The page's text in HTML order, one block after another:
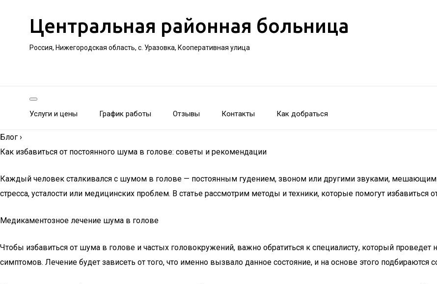
Центральная районная больница
Россия, Нижегородская область, с. Уразовка, Кооперативная улица
Услуги и цены График работы Отзывы Контакты Как добраться
Блог ›
Как избавиться от постоянного шума в голове: советы и рекомендации
Каждый человек сталкивался с шумом в голове — постоянным гудением, звоном или другими звуками,
стресса, усталости или медицинских проблем. В статье рассмотрим методы и техники, которые помогут избавиться
Медикаментозное лечение шума в голове
Чтобы избавиться от шума в голове и частых головокружений, важно обратиться к специалисту, который
симптомов. Лечение будет зависеть от того, что именно вызвало данное состояние, и на основе этого